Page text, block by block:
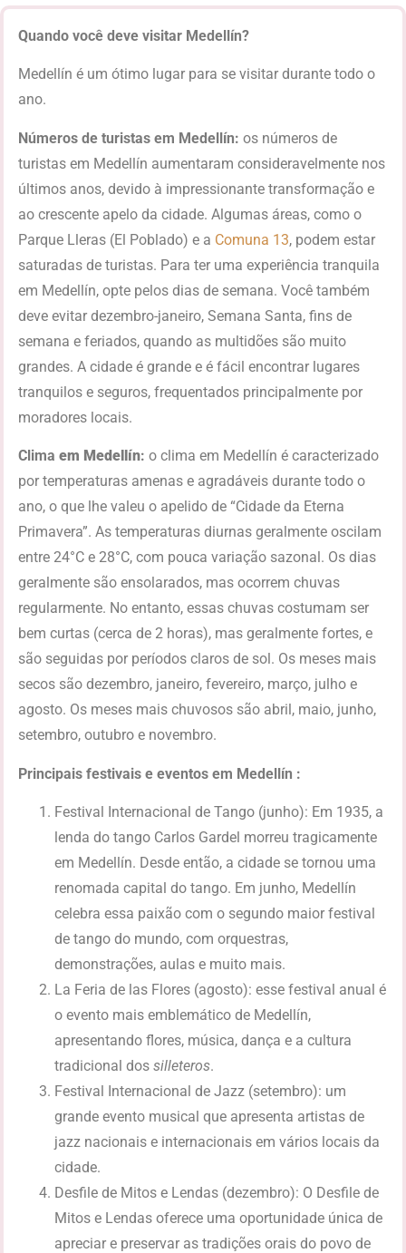
Quando você deve visitar Medellín?
Medellín é um ótimo lugar para se visitar durante todo o
ano.
Números de turistas em Medellín: os números de
turistas em Medellín aumentaram consideravelmente nos
últimos anos, devido à impressionante transformação e
ao crescente apelo da cidade. Algumas áreas, como o
Parque Lleras (El Poblado) e a Comuna 13, podem estar
saturadas de turistas. Para ter uma experiência tranquila
em Medellín, opte pelos dias de semana. Você também
deve evitar dezembro-janeiro, Semana Santa, fins de
semana e feriados, quando as multidões são muito
grandes. A cidade é grande e é fácil encontrar lugares
tranquilos e seguros, frequentados principalmente por
moradores locais.
Clima em Medellín: o clima em Medellín é caracterizado
por temperaturas amenas e agradáveis durante todo o
ano, o que lhe valeu o apelido de “Cidade da Eterna
Primavera”. As temperaturas diurnas geralmente oscilam
entre 24°C e 28°C, com pouca variação sazonal. Os dias
geralmente são ensolarados, mas ocorrem chuvas
regularmente. No entanto, essas chuvas costumam ser
bem curtas (cerca de 2 horas), mas geralmente fortes, e
são seguidas por períodos claros de sol. Os meses mais
secos são dezembro, janeiro, fevereiro, março, julho e
agosto. Os meses mais chuvosos são abril, maio, junho,
setembro, outubro e novembro.
Principais festivais e eventos em Medellín :
Festival Internacional de Tango (junho): Em 1935, a
lenda do tango Carlos Gardel morreu tragicamente
em Medellín. Desde então, a cidade se tornou uma
renomada capital do tango. Em junho, Medellín
celebra essa paixão com o segundo maior festival
de tango do mundo, com orquestras,
demonstrações, aulas e muito mais.
La Feria de las Flores (agosto): esse festival anual é
o evento mais emblemático de Medellín,
apresentando flores, música, dança e a cultura
tradicional dos silleteros.
Festival Internacional de Jazz (setembro): um
grande evento musical que apresenta artistas de
jazz nacionais e internacionais em vários locais da
cidade.
Desfile de Mitos e Lendas (dezembro): O Desfile de
Mitos e Lendas oferece uma oportunidade única de
apreciar e preservar as tradições orais do povo de